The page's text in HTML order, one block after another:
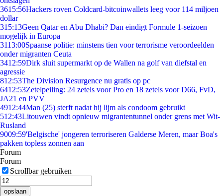
3615:56Hackers roven Coldcard-bitcoinwallets leeg voor 114 miljoen
dollar
315:13Geen Qatar en Abu Dhabi? Dan eindigt Formule 1-seizoen
mogelijk in Europa
3113:00Spaanse politie: minstens tien voor terrorisme veroordeelden
onder migranten Ceuta
3412:59Dirk sluit supermarkt op de Wallen na golf van diefstal en
agressie
812:53The Division Resurgence nu gratis op pc
6412:53Zetelpeiling: 24 zetels voor Pro en 18 zetels voor D66, FvD,
JA21 en PVV
4912:44Man (25) sterft nadat hij lijm als condoom gebruikt
512:43Litouwen vindt opnieuw migrantentunnel onder grens met Wit-
Rusland
9009:59'Belgische' jongeren terroriseren Galderse Meren, maar Boa's
pakken topless zonnen aan
Forum
Forum
Scrollbar gebruiken
opslaan